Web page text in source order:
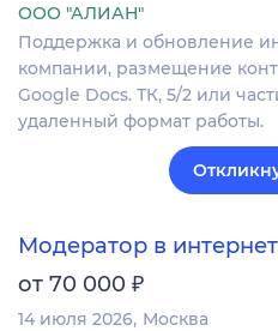
ООО "АЛИАН"
Поддержка и обновление
компании, размещение
Google Docs. ТК, 5/2 или
удаленный формат работы.
Модератор в
от 70 000 ₽
14 июля 2026 Москва